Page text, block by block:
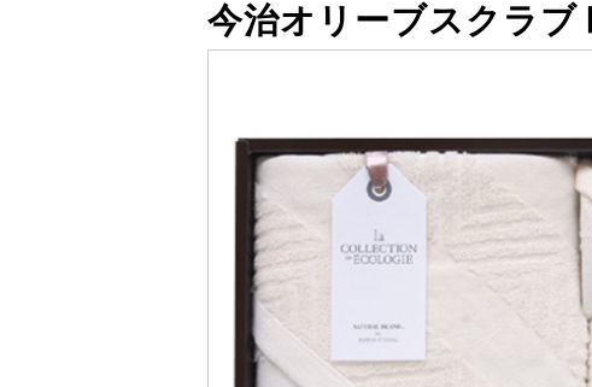
今治オリーブスクラ